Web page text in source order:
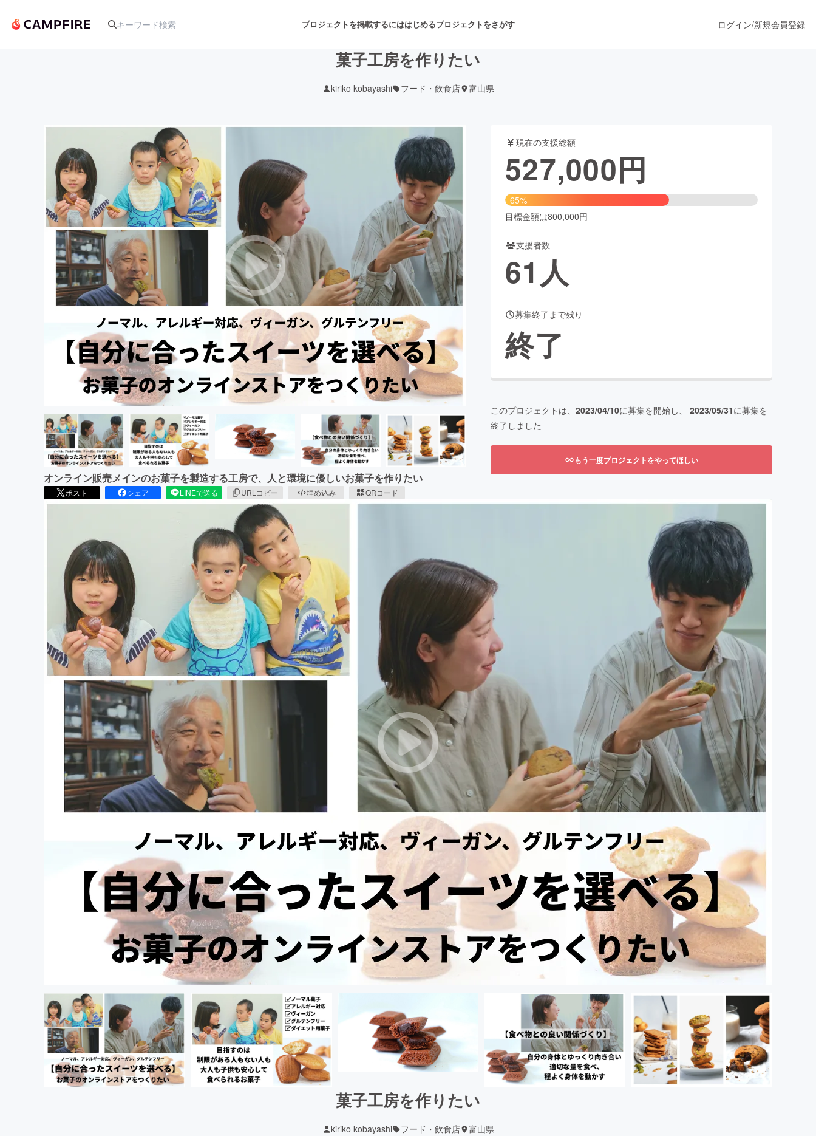
プロジェクトを掲載するにははじめるプロジェクトをさがす
アート・写真 舞台・パフォーマンス
テクノロジー・ガジェット ゲーム・サービス開発 フード・飲食店 ファッション
映像・映画 書籍・雑誌出版 アニメ・漫画
ビジネス・起業 チャレンジ ビューティー・ヘルスケア
まちづくり・地域活性化
CAMPFIRE for Social GoodCAMPFIRE Creation
CAMPFIREふるさと納税machi-yaコミュニティ
ログイン/新規会員登録
菓子工房を作りたい
kiriko kobayashi フード・飲食店 富山県
オンライン販売メインのお菓子を製造する工房で、人と環境に優しいお菓子を作りたい
ポスト シェア LINEで送る URLコピー 埋め込み QRコード
現在の支援総額
527,000円
65%
目標金額は800,000円
支援者数
61 人
募集終了まで残り
終了
このプロジェクトは、 2023/04/10に募集を開始し、 2023/05/31に募集を
終了しました
もう一度プロジェクトをやってほしい
菓子工房を作りたい
kiriko kobayashi フード・飲食店 富山県